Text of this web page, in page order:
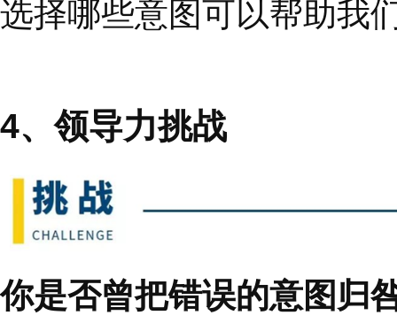
我们中的许多人认为
造成了一种稀缺的心